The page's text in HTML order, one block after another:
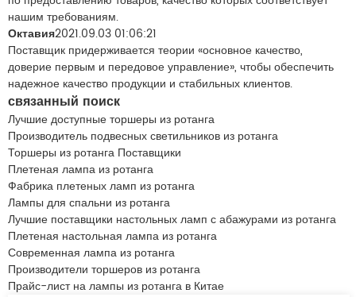
нашим требованиям.
Октавия2021.09.03 01:06:21
Поставщик придерживается теории «основное качество,
доверие первым и передовое управление», чтобы обеспечить
надежное качество продукции и стабильных клиентов.
связанный поиск
Лучшие доступные торшеры из ротанга
Производитель подвесных светильников из ротанга
Торшеры из ротанга Поставщики
Плетеная лампа из ротанга
Фабрика плетеных ламп из ротанга
Лампы для спальни из ротанга
Лучшие поставщики настольных ламп с абажурами из ротанга
Плетеная настольная лампа из ротанга
Современная лампа из ротанга
Производители торшеров из ротанга
Прайс-лист на лампы из ротанга в Китае